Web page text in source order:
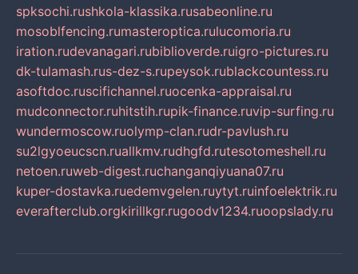
spksochi.rushkola-klassika.rusabeonline.ru
mosoblfencing.rumasteroptica.rulucomoria.ru
iration.rudevanagari.rubiblioverde.ruigro-pictures.ru
dk-tulamash.rus-dez-s.rupeysok.rublackcountess.ru
asoftdoc.ruscifichannel.ruocenka-appraisal.ru
mudconnector.ruhitstih.rupik-finance.ruvip-surfing.ru
wundermoscow.ruolymp-clan.rudr-pavlush.ru
su2lgyoeucscn.ruallkmv.rudhgfd.rutesotomeshell.ru
netoen.ruweb-digest.ruchanganqiyuana07.ru
kuper-dostavka.ruedemvgelen.ruytyt.ruinfoelektrik.ru
everafterclub.orgkirillkgr.rugoodv1234.ruoopslady.ru